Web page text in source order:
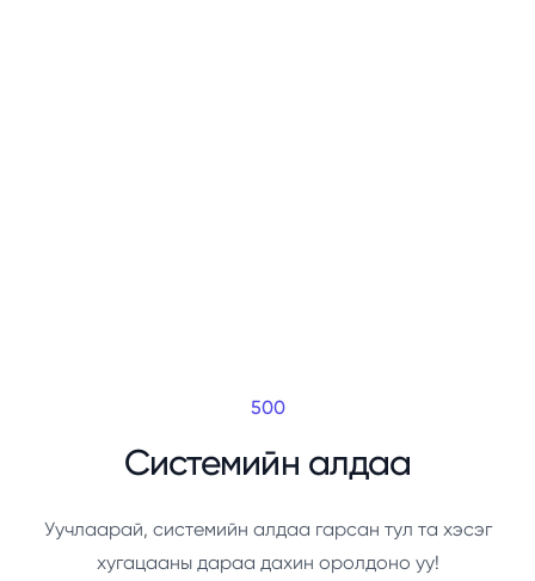
500
Системийн алдаа
Уучлаарай, системийн алдаа гарсан тул та хэсэг
хугацааны дараа дахин оролдоно уу!